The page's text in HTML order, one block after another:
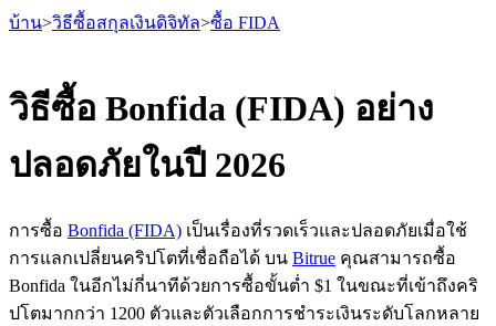
ฟิวเจอร์ส
บ้าน>วิธีซื้อสกุลเงินดิจิทัล>ซื้อ FIDA
วิธีซื้อ Bonfida (FIDA) อย่าง
ปลอดภัยในปี 2026
การซื้อ Bonfida (FIDA) เป็นเรื่องที่รวดเร็วและปลอดภัยเมื่อใช้
การแลกเปลี่ยนคริปโตที่เชื่อถือได้ บน Bitrue คุณสามารถซื้อ
Bonfida ในอีกไม่กี่นาทีด้วยการซื้อขั้นต่ำ $1 ในขณะที่เข้าถึงคริ
ปโตมากกว่า 1200 ตัวและตัวเลือกการชำระเงินระดับโลกหลาย